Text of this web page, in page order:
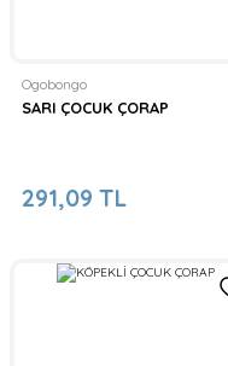
Ogobongo
SARI ÇOCUK ÇORAP
291,09 TL